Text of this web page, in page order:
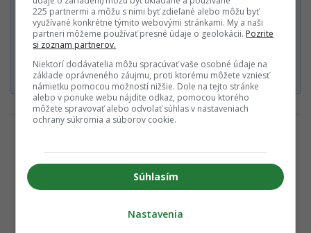
Zaplatiť kartou
používania,Všeobecnými obchodnými podmienkamia
Podmienkami TrustPay.
225 partnermi a môžu s nimi byť zdieľané alebo môžu byť
využívané konkrétne týmito webovými stránkami. My a naši
partneri môžeme používať presné údaje o geolokácii. Pozrite
si zoznam partnerov.
Niektorí dodávatelia môžu spracúvať vaše osobné údaje na
základe oprávneného záujmu, proti ktorému môžete vzniesť
námietku pomocou možností nižšie. Dole na tejto stránke
alebo v ponuke webu nájdite odkaz, pomocou ktorého
môžete spravovať alebo odvolať súhlas v nastaveniach
ochrany súkromia a súborov cookie.
Súhlasím
Nastavenia